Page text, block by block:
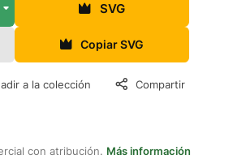
SVG
Copiar SVG
a la colección Compartir
con atribución. Más información